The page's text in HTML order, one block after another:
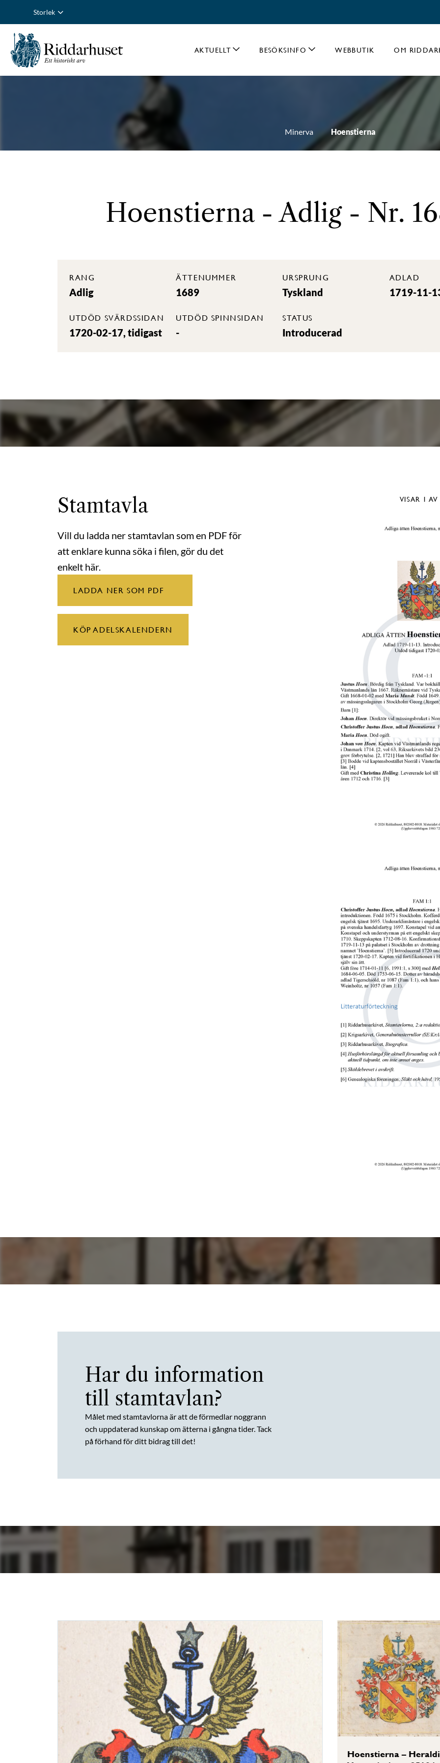
Storlek
AKTUELLT BESÖKSINFO WEBBUTIK OM
Minerva Hoenstierna
Hoenstierna - Adlig - Nr.
RANG
Adlig
ÄTTENUMMER
1689
URSPRUNG
Tyskland
ADLAD
1719-11-
UTDÖD SVÄRDSSIDAN
1720-02-17, tidigast
UTDÖD SPINNSIDAN
-
STATUS
Introducerad
Stamtavla
Vill du ladda ner stamtavlan som en PDF för
att enklare kunna söka i filen, gör du det
enkelt här.
LADDA NER SOM PDF
KÖP ADELSKALENDERN
VISAR 1
Har du information
till stamtavlan?
Målet med stamtavlorna är att de förmedlar noggrann
och uppdaterad kunskap om ätterna i gångna tider. Tack
på förhand för ditt bidrag till det!
Hoenstierna –